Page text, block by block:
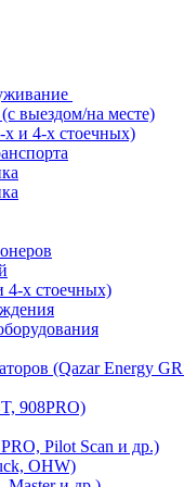
выездом/на месте)
и 4-х стоечных)
х стоечных)
(Qazar Energy
908PRO)
Pilot Scan и др.)
OHW)